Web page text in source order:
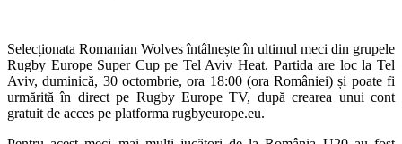
Selecționata Romanian Wolves întâlnește în ultimul meci din grupele
Rugby Europe Super Cup pe Tel Aviv Heat. Partida are loc la Tel
Aviv, duminică, 30 octombrie, ora 18:00 (ora României) și poate fi
urmărită în direct pe Rugby Europe TV, după crearea unui cont
gratuit de acces pe platforma rugbyeurope.eu.